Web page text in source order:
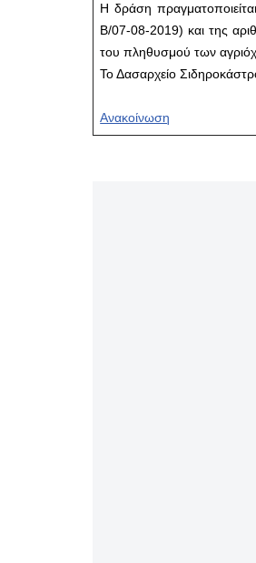
Η δράση
Β/07-08-2019) και της
του πληθυσμού των
Το Δασαρχείο
Ανακοίνωση